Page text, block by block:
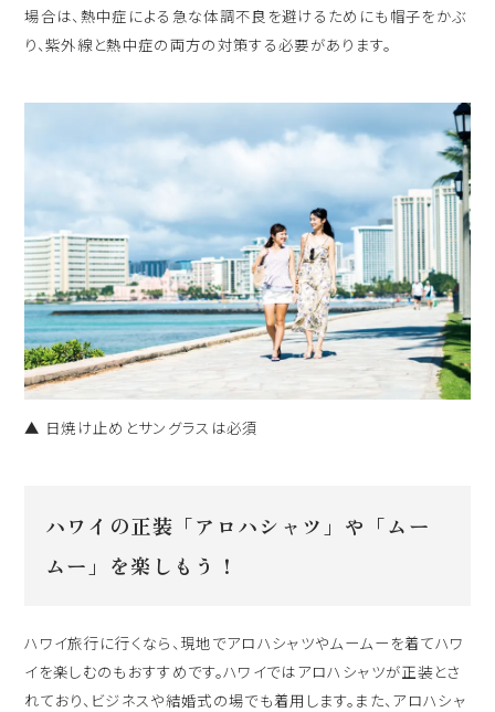
場合は、熱中症による急な体調不良を避けるためにも帽子をかぶ
り、紫外線と熱中症の両方の対策する必要があります。
▲ 日焼け止めとサングラスは必須
ハワイの正装「アロハシャツ」や「ムー
ムー」を楽しもう！
ハワイ旅行に行くなら、現地でアロハシャツやムームーを着てハワ
イを楽しむのもおすすめです。ハワイではアロハシャツが正装とさ
れており、ビジネスや結婚式の場でも着用します。また、アロハシャ